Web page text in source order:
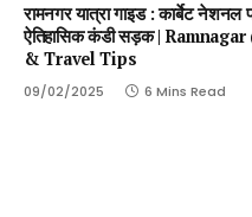
रामनगर यात्रा गाइड : कार्बेट नेशनल
ऐतिहासिक कंडी सड़क |
& Travel Tips
09/02/2025 6 Mins Read